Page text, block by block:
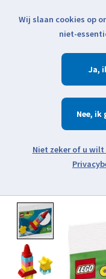
Klik voor actuele
Wij slaan cookies op
niet-
Ja
Nee